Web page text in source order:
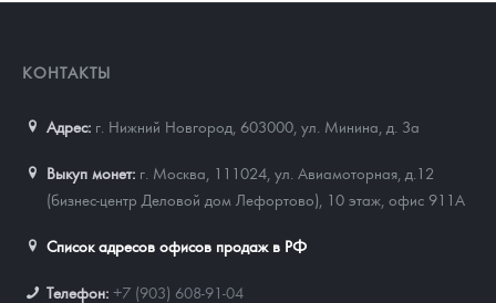
КОНТАКТЫ
Адрес: г. Нижний Новгород, 603000 ул. Минина, д. 3а
Выкуп монет: г. Москва, 111024, ул. Авиамоторная, д.12
(бизнес-центр Деловой дом Лефортово), 10 этаж, офис 911А
Список адресов офисов продаж в РФ
Телефон: +7 (903) 608-91-04